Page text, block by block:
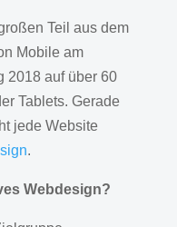
Teil aus dem
Mobile am
2018 auf über 60
Tablets. Gerade
jede Website
.
Webdesign?